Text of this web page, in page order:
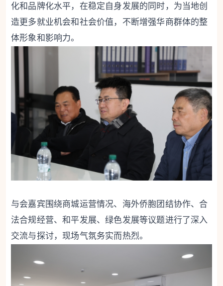
化和品牌化水平，在稳定自身发展的同时，为当地创
造更多就业机会和社会价值，不断增强华商群体的整
体形象和影响力。
与会嘉宾围绕商城运营情况、海外侨胞团结协作、合
法合规经营、和平发展、绿色发展等议题进行了深入
交流与探讨，现场气氛务实而热烈。